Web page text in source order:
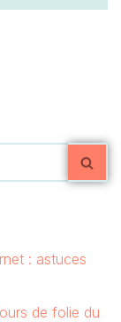
: astuces
de folie du